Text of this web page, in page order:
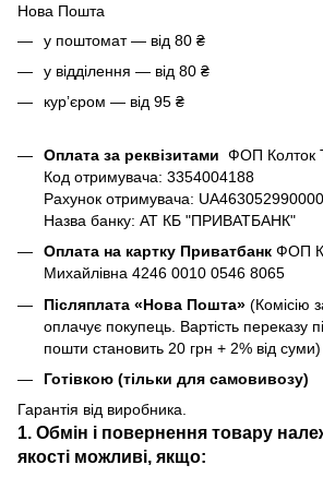
Нова Пошта
у поштомат — від 80 ₴
у відділення — від 80 ₴
курʼєром — від 95 ₴
Оплата за реквізитами ФОП Колток
Код отримувача: 3354004188
Рахунок отримувача:
Назва банку: АТ КБ "ПРИВАТБАНК"
Оплата на картку Приватбанк ФОП
Михайлівна 4246 0010 0546 8065
Післяплата «Нова Пошта» (Комісію
оплачує покупець. Вартість переказу
пошти становить 20 грн + 2% від суми)
Готівкою (тільки для самовивозу)
Гарантія від виробника.
1. Обмін і повернення товару
якості можливі, якщо: